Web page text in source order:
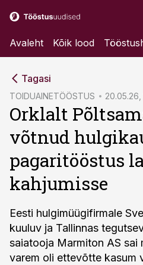
Avaleht Kõik lood
Tagasi
TOIDUAINETÖÖSTUS 20.05.26,
Orklalt
võtnud
pagaritööstus
kahjumisse
Eesti hulgimüügifirmale
kuuluv ja Tallinnas
saiatooja Marmiton AS sai
varem oli ettevõtte kasum